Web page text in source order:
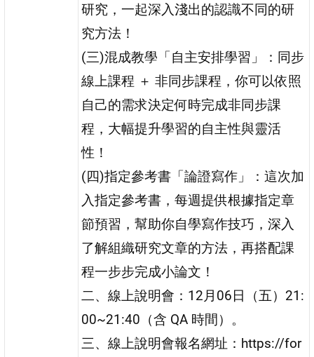
研究，一起深入淺出的認識不同的研
究方法！
(三)混成教學「自主安排學習」：同步
線上課程 ＋ 非同步課程，你可以依照
自己的需求決定何時完成非同步課
程，大幅提升學習的自主性與靈活
性！
(四)指定參考書「論證寫作」：這次加
入指定參考書，每週提供根據指定章
節預習，幫助你自學寫作技巧，深入
了解組織研究文章的方法，再搭配課
程一步步完成小論文！
二、線上說明會：12月06日（五）21:
00~21:40（含 QA 時間）。
三、線上說明會報名網址：https://for